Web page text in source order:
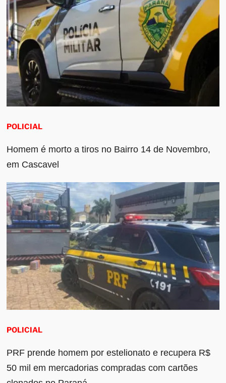
POLICIAL
Homem é morto a tiros no Bairro 14 de Novembro,
em Cascavel
POLICIAL
PRF prende homem por estelionato e recupera R$
50 mil em mercadorias compradas com cartões